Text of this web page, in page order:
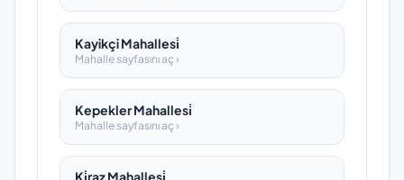
Kayikçi Mahallesi̇
Mahalle sayfasını aç ›
Kepekler Mahallesi̇
Mahalle sayfasını aç ›
Ki̇raz Mahallesi̇